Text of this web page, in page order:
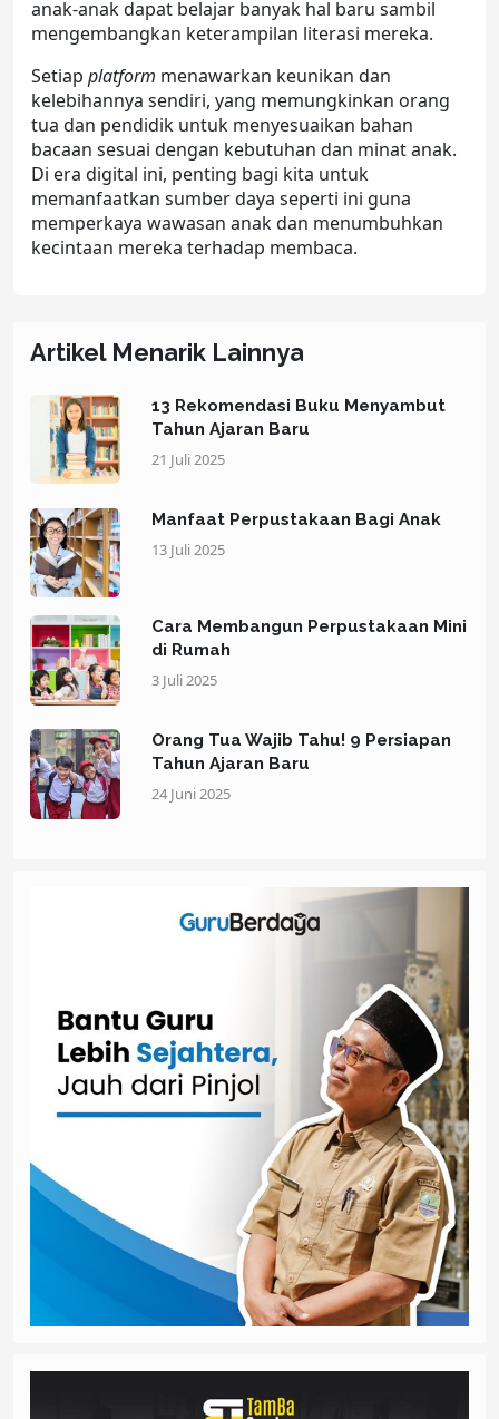
anak-anak dapat belajar banyak hal baru sambil
mengembangkan keterampilan literasi mereka.
Setiap platform menawarkan keunikan dan
kelebihannya sendiri, yang memungkinkan orang
tua dan pendidik untuk menyesuaikan bahan
bacaan sesuai dengan kebutuhan dan minat anak.
Di era digital ini, penting bagi kita untuk
memanfaatkan sumber daya seperti ini guna
memperkaya wawasan anak dan menumbuhkan
kecintaan mereka terhadap membaca.
Artikel Menarik Lainnya
13 Rekomendasi Buku Menyambut
Tahun Ajaran Baru
21 Juli 2025
Manfaat Perpustakaan Bagi Anak
13 Juli 2025
Cara Membangun Perpustakaan Mini
di Rumah
3 Juli 2025
Orang Tua Wajib Tahu! 9 Persiapan
Tahun Ajaran Baru
24 Juni 2025